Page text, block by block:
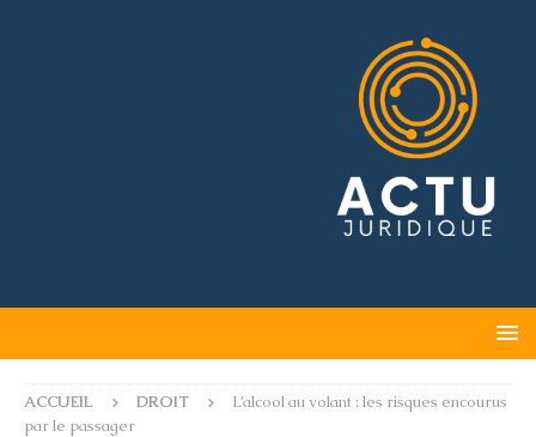
ACCUEIL DROIT
L’alcool au volant : les risques encourus
par le passager